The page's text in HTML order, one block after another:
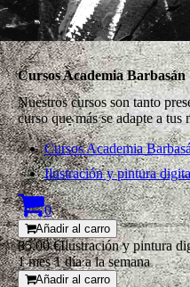
Cursos Academia Barbasán
Nuestros cursos son tanto
curso que más se adapte a tus
Cursos Academia
Ilustración y pintura
0
Añadir al carro
85,00 €Ilustración y pintura
1 mes 1 día a la semana
Añadir al carro